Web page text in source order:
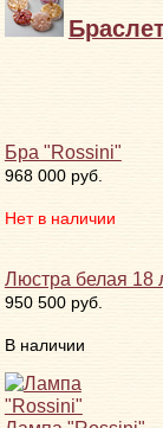
Бра "Rossini"
Люстра белая 18
В наличии